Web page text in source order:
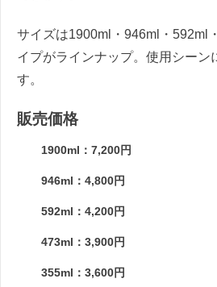
サイズは1900ml・946ml・592ml
イプがラインナップ。使用シーン
す。
販売価格
1900ml：7,200円
946ml：4,800円
592ml：4,200円
473ml：3,900円
355ml：3,600円